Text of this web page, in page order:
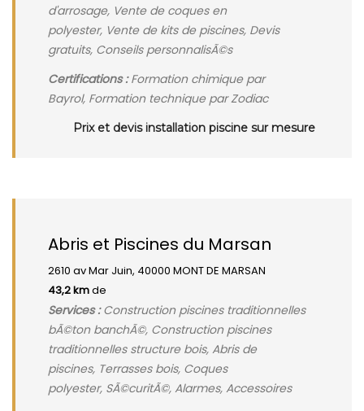
d'arrosage, Vente de coques en
polyester, Vente de kits de piscines, Devis
gratuits, Conseils personnalisÃ©s
Certifications :Formation chimique par
Bayrol, Formation technique par Zodiac
Prix et devis installation piscine sur mesure
Abris et Piscines du Marsan
2610 av Mar Juin, 40000 MONT DE MARSAN
43,2 kmde
Services :Construction piscines traditionnelles
bÃ©ton banchÃ©, Construction piscines
traditionnelles structure bois, Abris de
piscines, Terrasses bois, Coques
polyester, SÃ©curitÃ©, Alarmes, Accessoires